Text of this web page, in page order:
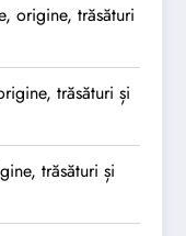
origine, trăsături
trăsături și
trăsături și